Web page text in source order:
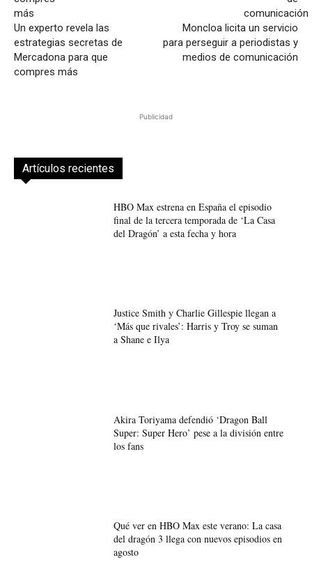
Un experto revela las
estrategias secretas de
Mercadona para que
compres más
Moncloa licita un servicio
para perseguir a periodistas y
medios de comunicación
Publicidad
Artículos recientes
HBO Max estrena en España el episodio
final de la tercera temporada de ‘La Casa
del Dragón’ a esta fecha y hora
Justice Smith y Charlie Gillespie llegan a
‘Más que rivales’: Harris y Troy se suman
a Shane e Ilya
Akira Toriyama defendió ‘Dragon Ball
Super: Super Hero’ pese a la división entre
los fans
Qué ver en HBO Max este verano: La casa
del dragón 3 llega con nuevos episodios en
agosto